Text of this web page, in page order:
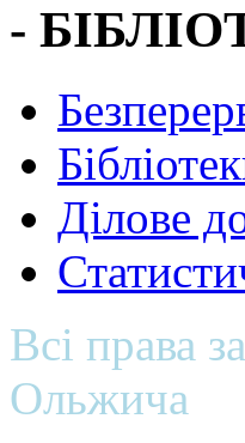
-
Ділове
Всі права
Ольжича